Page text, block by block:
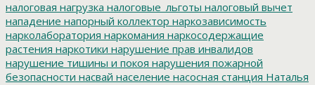
налоговая нагрузка налоговые_льготы налоговый вычет
нападение напорный коллектор наркозависимость
нарколаборатория наркомания наркосодержащие
растения наркотики нарушение прав инвалидов
нарушение тишины и покоя нарушения пожарной
безопасности насвай население насосная станция Наталья